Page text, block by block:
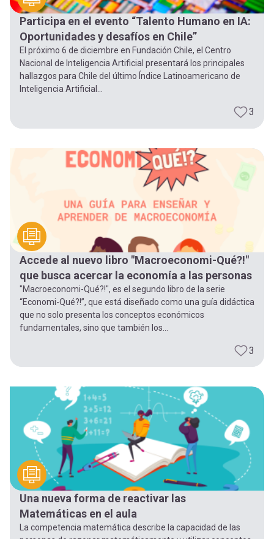
Participa en el evento “Talento Humano en IA:
Oportunidades y desafíos en Chile”
El próximo 6 de diciembre en Fundación Chile, el Centro
Nacional de Inteligencia Artificial presentará los principales
hallazgos para Chile del último Índice Latinoamericano de
Inteligencia Artificial...
3
Accede al nuevo libro "Macroeconomi-Qué?!"
que busca acercar la economía a las personas
"Macroeconomi-Qué?!", es el segundo libro de la serie
“Economi-Qué?!”, que está diseñado como una guía didáctica
que no solo presenta los conceptos económicos
fundamentales, sino que también los...
3
Una nueva forma de reactivar las
Matemáticas en el aula
La competencia matemática describe la capacidad de las